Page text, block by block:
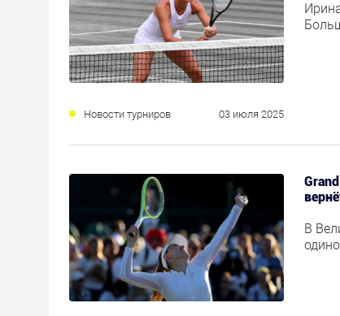
Новости турниров 03 июля 2025
В